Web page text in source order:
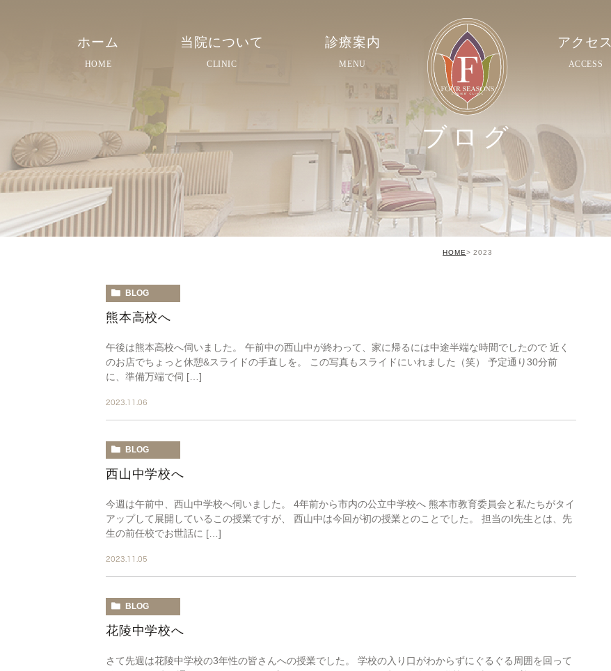
ホーム
HOME
当院について
CLINIC
院内紹介
スタッフ紹介
診療案内
MENU
アクセス
ACCESS
ブログ
HOME 2023
BLOG
熊本高校へ
午後は熊本高校へ伺いました。 午前中の西山中が終わって、家に帰るには中途半端な時間でしたので 近く
のお店でちょっと休憩&スライドの手直しを。 この写真もスライドにいれました（笑） 予定通り30分前
に、準備万端で伺 […]
2023.11.06
BLOG
西山中学校へ
今週は午前中、西山中学校へ伺いました。 4年前から市内の公立中学校へ 熊本市教育委員会と私たちがタイ
アップして展開しているこの授業ですが、 西山中は今回が初の授業とのことでした。 担当のI先生とは、先
生の前任校でお世話に […]
2023.11.05
BLOG
花陵中学校へ
さて先週は花陵中学校の3年性の皆さんへの授業でした。 学校の入り口がわからずにぐるぐる周囲を回って